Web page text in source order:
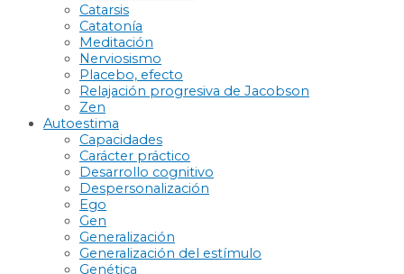
Catarsis
Catatonía
Meditación
Nerviosismo
Placebo, efecto
Relajación progresiva de Jacobson
Zen
Autoestima
Capacidades
Carácter práctico
Desarrollo cognitivo
Despersonalización
Ego
Gen
Generalización
Generalización del estímulo
Genética